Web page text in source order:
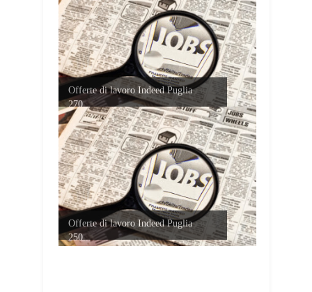
Offerte di lavoro Indeed Puglia
270...
Offerte di lavoro Indeed Puglia
250...